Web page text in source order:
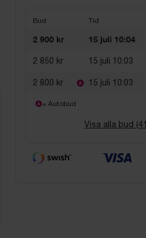
Bud Tid
2 900 kr 15 juli 10:04
2 850 kr 15 juli 10:03
2 800 kr 15 juli 10:03
= Autobud
Visa alla bud (41